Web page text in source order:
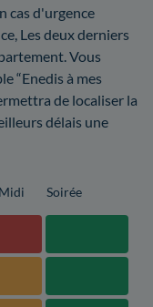
cas d'urgence
Les deux derniers
Vous
“Enedis à mes
de localiser la
délais une
Soirée